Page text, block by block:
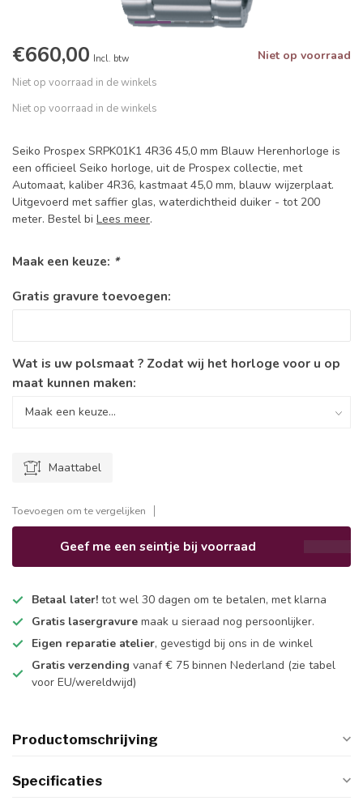
€660,00 Incl. btw Niet op voorraad
Niet op voorraad in de winkels
Niet op voorraad in de winkels
Seiko Prospex SRPK01K1 4R36 45,0 mm Blauw Herenhorloge is
een officieel Seiko horloge, uit de Prospex collectie, met
Automaat, kaliber 4R36, kastmaat 45,0 mm, blauw wijzerplaat.
Uitgevoerd met saffier glas, waterdichtheid duiker - tot 200
meter. Bestel bi Lees meer.
Maak een keuze: *
Gratis gravure toevoegen:
Wat is uw polsmaat ? Zodat wij het horloge voor u op
maat kunnen maken:
Maattabel
Toevoegen om te vergelijken
Geef me een seintje bij voorraad
Betaal later! tot wel 30 dagen om te betalen, met klarna
Gratis lasergravure maak u sieraad nog persoonlijker.
Eigen reparatie atelier, gevestigd bij ons in de winkel
Gratis verzending vanaf € 75 binnen Nederland (zie tabel
voor EU/wereldwijd)
Productomschrijving
Specificaties